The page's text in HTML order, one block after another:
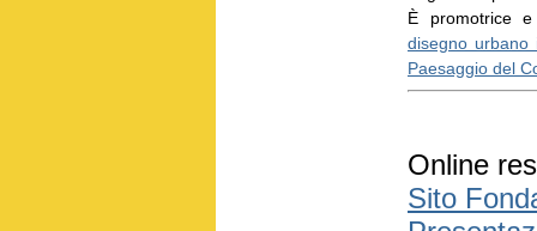
È promotrice
disegno urbano
Paesaggio del
Online
Sito